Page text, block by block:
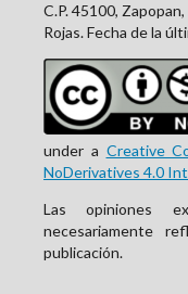
C.P. 45100,
Rojas. Fecha de la
under a Creative
NoDerivatives 4.0
Las opiniones
necesariamente
publicación.